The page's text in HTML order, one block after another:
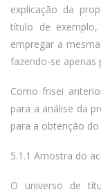
explicação da
título de
empregar a
fazendo-se apenas
Como frisei
para a análise da
para a obtenção
5.1.1 Amostra do
O universo de